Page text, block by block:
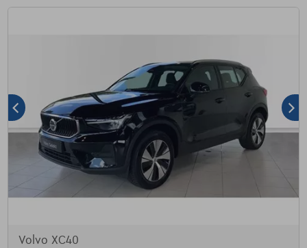
Volvo XC40